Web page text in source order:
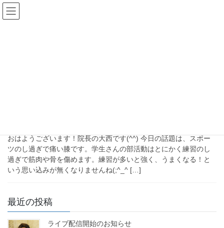
コ
ン
ナ
ビ
おはようございます！院長の大西です(^^) 今日の話題は、スポー
ツのし過ぎで痛い膝です。学生さんの部活動はとにかく練習のし
過ぎで筋肉や骨を傷めます。練習が多いと強く、うまくなる！と
いう思い込みが無くなりませんね(;^_^ […]
最近の投稿
ライブ配信開始のお知らせ